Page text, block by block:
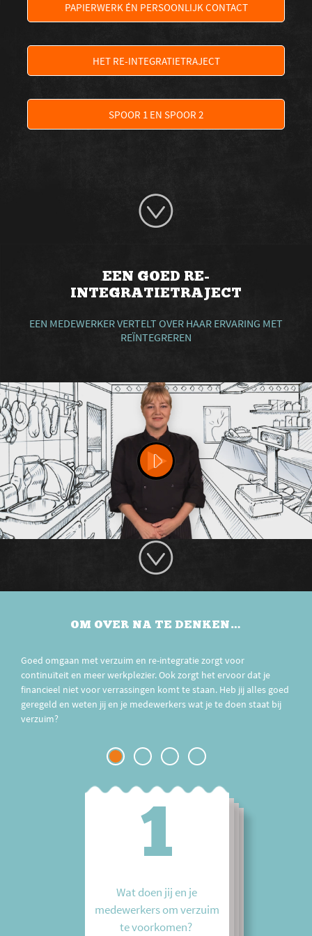
PAPIERWERK ÉN PERSOONLIJK CONTACT
HET RE-INTEGRATIETRAJECT
SPOOR 1 EN SPOOR 2
EEN GOED RE-
INTEGRATIETRAJECT
EEN MEDEWERKER VERTELT OVER HAAR ERVARING MET
REÏNTEGREREN
OM OVER NA TE DENKEN…
Goed omgaan met verzuim en re-integratie zorgt voor
continuïteit en meer werkplezier. Ook zorgt het ervoor dat je
financieel niet voor verrassingen komt te staan. Heb jij alles goed
geregeld en weten jij en je medewerkers wat je te doen staat bij
verzuim?
1
Wat doen jij en je
medewerkers om verzuim
te voorkomen?
2
Wat kunnen jullie nog
verbeteren om verzuim te
voorkomen?
3
Ken jouw verplichtingen
bij verzuim en re-
4
Op welke manier begeleid
jij medewerkers die (deels)